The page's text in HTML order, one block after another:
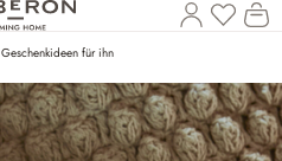
Geschenkideen für ihn